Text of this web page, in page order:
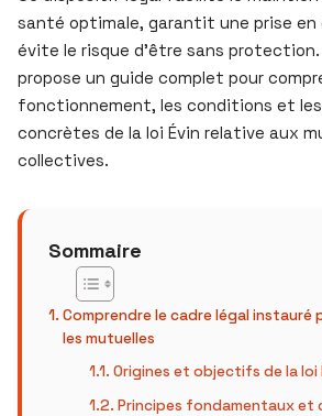
santé optimale, garantit une prise
évite le risque d’être sans
propose un guide complet pour
fonctionnement, les conditions et
concrètes de la loi Évin relative aux
collectives.
Sommaire
Comprendre le cadre légal instauré
les mutuelles
Origines et objectifs de la loi
Principes fondamentaux et